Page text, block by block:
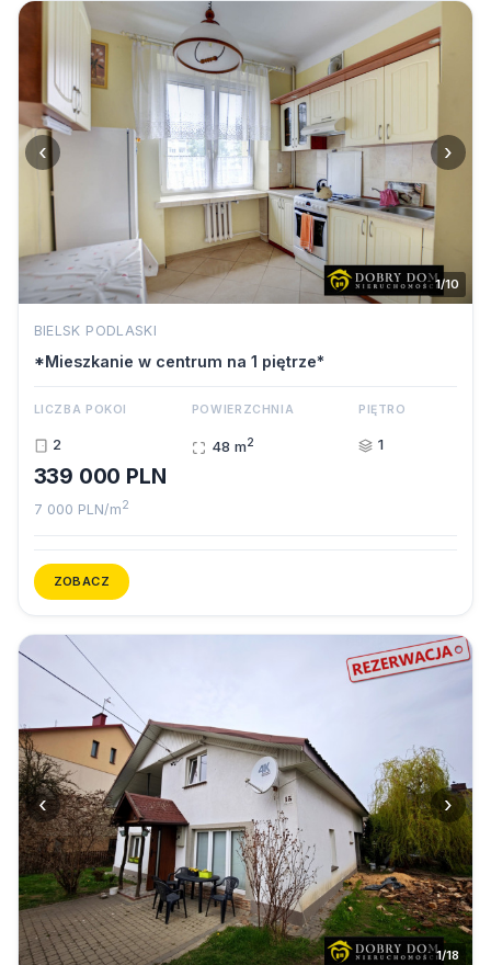
‹ ›
1/10
BIELSK PODLASKI
*Mieszkanie w centrum na 1 piętrze*
LICZBA POKOI
2
POWIERZCHNIA
48 m2
PIĘTRO
1
339 000 PLN
7 000 PLN/m2
ZOBACZ
‹ ›
1/18